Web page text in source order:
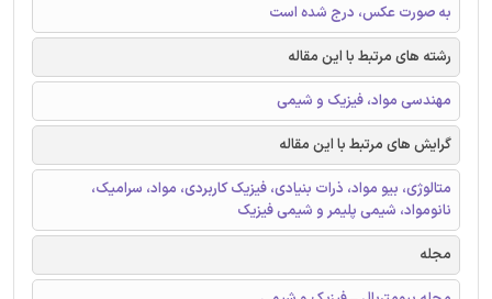
به صورت عکس، درج شده است
رشته های مرتبط با این مقاله
مهندسی مواد، فیزیک و شیمی
گرایش های مرتبط با این مقاله
متالوژی، بیو مواد، ذرات بنیادی، فیزیک کاربردی، مواد، سرامیک،
نانومواد، شیمی پلیمر و شیمی فیزیک
مجله